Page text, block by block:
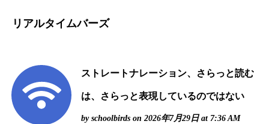
リアルタイムバーズ
ストレートナレーション、さらっと読む
は、さらっと表現しているのではない
byschoolbirds on 2026年7月29日 at 7:36 AM